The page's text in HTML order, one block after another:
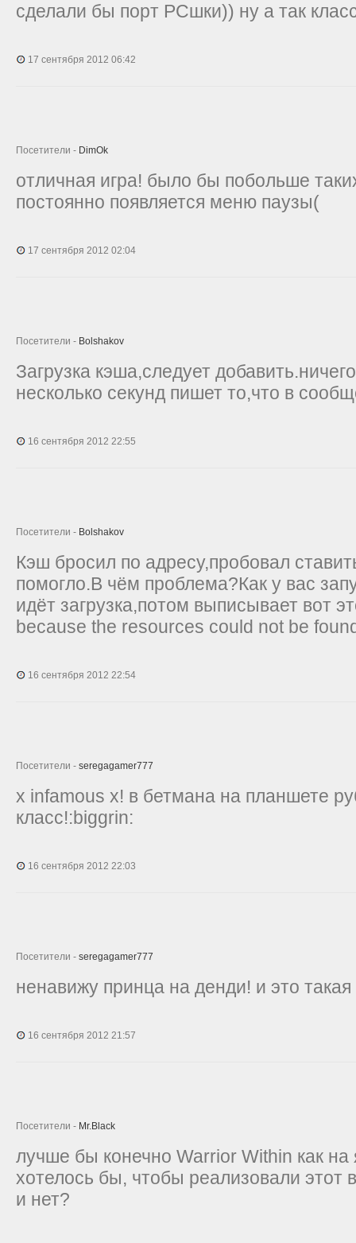
сделали бы порт PCшки)) ну а так
17 сентября 2012 06:42
Посетители - DimOk
отличная игра! было бы побольше
постоянно появляется меню паузы(
17 сентября 2012 02:04
Посетители - Bolshakov
Загрузка кэша,следует
несколько секунд пишет то,что в
16 сентября 2012 22:55
Посетители - Bolshakov
Кэш бросил по адресу,пробовал
помогло.В чём проблема?Как у вас
идёт загрузка,потом выписывает вот
because the resources could not be
16 сентября 2012 22:54
Посетители - seregagamer777
x infamous x! в бетмана на планшете
класс!:biggrin:
16 сентября 2012 22:03
Посетители - seregagamer777
ненавижу принца на денди! и это
16 сентября 2012 21:57
Посетители - Mr.Black
лучше бы конечно Warrior Within как
хотелось бы, чтобы реализовали этот
и нет?